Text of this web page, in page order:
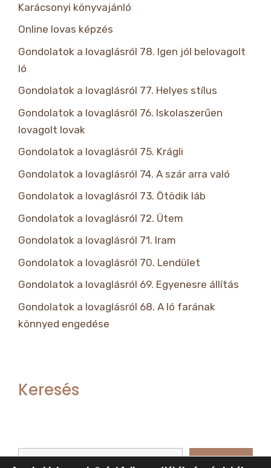
Karácsonyi könyvajánló
Online lovas képzés
Gondolatok a lovaglásról 78. Igen jól belovagolt
ló
Gondolatok a lovaglásról 77. Helyes stílus
Gondolatok a lovaglásról 76. Iskolaszerűen
lovagolt lovak
Gondolatok a lovaglásról 75. Krágli
Gondolatok a lovaglásról 74. A szár arra való
Gondolatok a lovaglásról 73. Ötödik láb
Gondolatok a lovaglásról 72. Ütem
Gondolatok a lovaglásról 71. Iram
Gondolatok a lovaglásról 70. Lendület
Gondolatok a lovaglásról 69. Egyenesre állítás
Gondolatok a lovaglásról 68. A ló farának
könnyed engedése
Keresés
Keresés